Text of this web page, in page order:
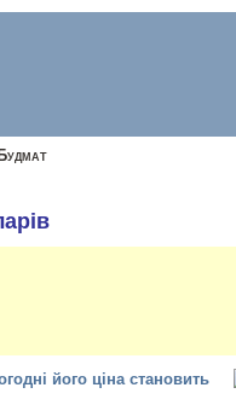
Будмат
його ціна становить